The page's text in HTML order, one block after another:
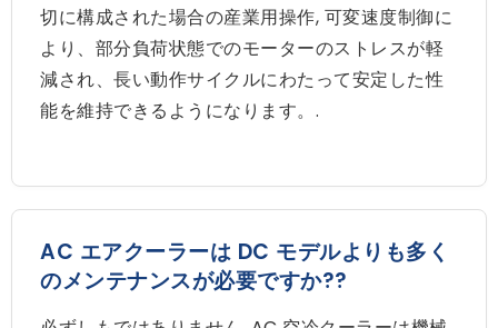
切に構成された場合の産業用操作, 可変速度制御に
より、部分負荷状態でのモーターのストレスが軽
減され、長い動作サイクルにわたって安定した性
能を維持できるようになります。.
AC エアクーラーは DC モデルよりも多く
のメンテナンスが必要ですか??